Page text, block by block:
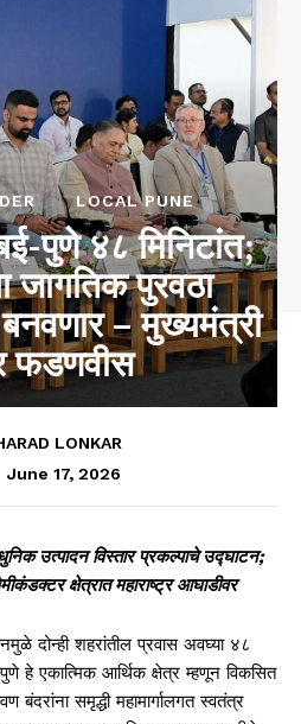
LOCAL PUNE
पुणे ४८ मिनिटांत;
जागतिक पुरवठा
– मुख्यमंत्री
फडणवीस
LONKAR
June 17, 2026
उत्पादन विस्तार प्रकल्पाचे उद्घाटन;
क्षेत्रात महाराष्ट्र आघाडीवर
दोन्ही शहरांतील प्रवास अवघ्या ४८
हे एकात्मिक आर्थिक क्षेत्र म्हणून विकसित
बंदरांना समृद्धी महामार्गालगत स्वतंत्र